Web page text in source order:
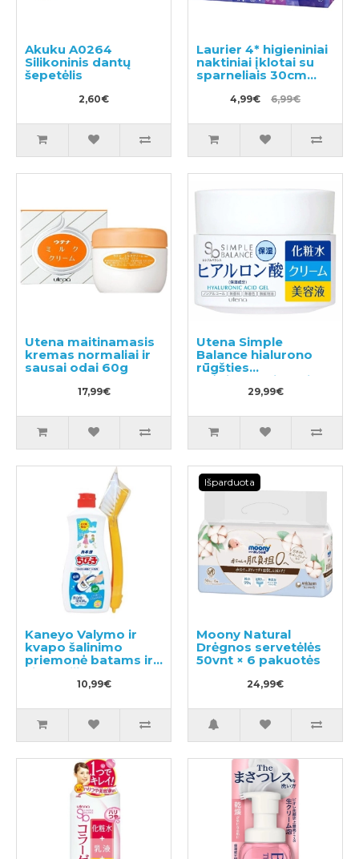
Akuku A0264
Silikoninis dantų
šepetėlis
2,60€
Laurier 4* higieniniai
naktiniai įklotai su
sparneliais 30cm
4,99€ 6,99€
Utena maitinamasis
kremas normaliai ir
sausai odai 60g
17,99€
Utena Simple
Balance hialurono
rūgšties
drėkinamasis gelis
29,99€
Kaneyo Valymo ir
kvapo šalinimo
priemonė batams ir
vidpadžiams su
šepetėliu 450g
10,99€
Išparduota
Moony Natural
Drėgnos servetėlės
50vnt × 6 pakuotės
24,99€